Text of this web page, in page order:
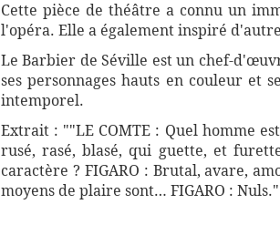
Cette pièce de théâtre a connu un
l'opéra. Elle a également inspiré
Le Barbier de Séville est un chef-
ses personnages hauts en couleur et
intemporel.
Extrait : ""LE COMTE : Quel homme
rusé, rasé, blasé, qui guette, et
caractère ? FIGARO : Brutal, avare,
moyens de plaire sont… FIGARO :